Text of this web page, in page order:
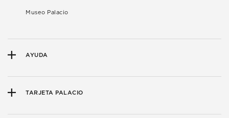
Museo Palacio
AYUDA
TARJETA PALACIO